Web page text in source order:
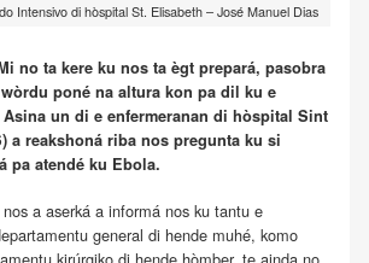
Intensivo di hòspital St. Elisabeth – José Manuel Dias
no ta kere ku nos ta ègt prepará, pasobra
poné na altura kon pa dil ku e
un di e enfermeranan di hòspital Sint
a reakshoná riba nos pregunta ku si
pa atendé ku Ebola.
a aserká a informá nos ku tantu e
general di hende muhé, komo